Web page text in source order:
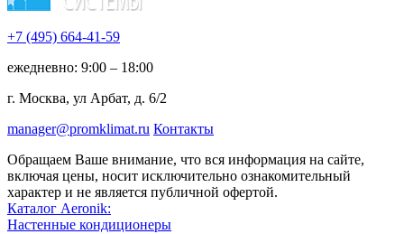
+7 (495) 664-41-59
ежедневно: 9:00 – 18:00
г. Москва, ул Арбат, д. 6/2
manager@promklimat.ru Контакты
Обращаем Ваше внимание, что вся информация на сайте,
включая цены, носит исключительно ознакомительный
характер и не является публичной офертой.
Каталог Aeronik:
Настенные кондиционеры